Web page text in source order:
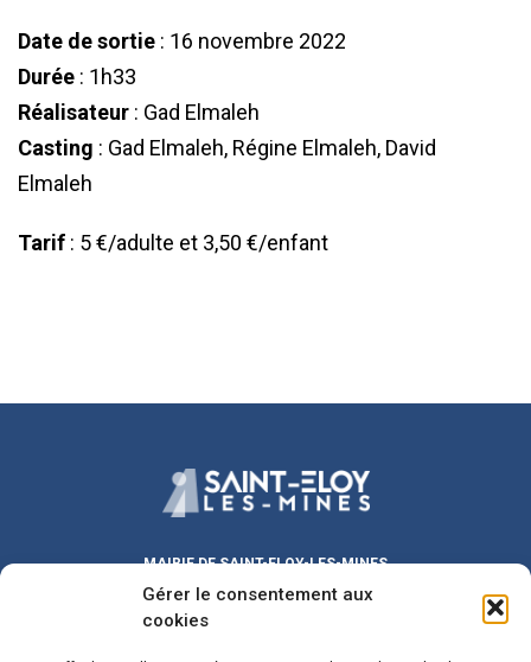
Gérer le consentement aux
cookies
Date de sortie : 16 novembre 2022
Durée : 1h33
Réalisateur : Gad Elmaleh
Casting : Gad Elmaleh, Régine Elmaleh, David
Elmaleh
Tarif : 5 €/adulte et 3,50 €/enfant
MAIRIE DE SAINT-ELOY-LES-MINES
Place Michel DUVAL